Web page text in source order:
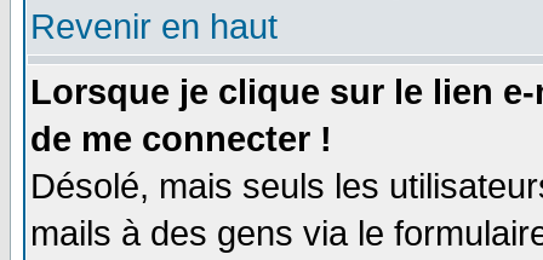
Revenir en haut
Lorsque je clique sur le lien
de me connecter !
Désolé, mais seuls les
mails à des gens via le